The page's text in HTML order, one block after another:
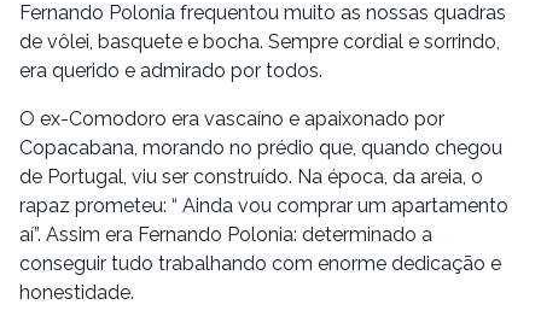
Fernando Polonia frequentou muito as nossas quadras
de vôlei, basquete e bocha. Sempre cordial e sorrindo,
era querido e admirado por todos.
O ex-Comodoro era vascaíno e apaixonado por
Copacabana, morando no prédio que, quando chegou
de Portugal, viu ser construído. Na época, da areia, o
rapaz prometeu: “ Ainda vou comprar um apartamento
aí”. Assim era Fernando Polonia: determinado a
conseguir tudo trabalhando com enorme dedicação e
honestidade.